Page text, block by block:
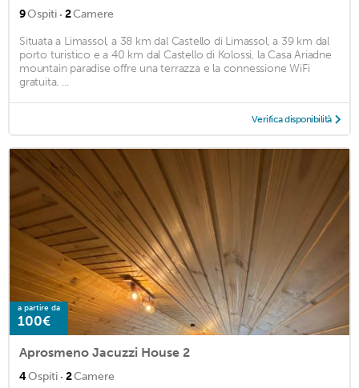
9Ospiti · 2Camere
Situata a Limassol, a 38 km dal Castello di Limassol, a 39 km dal
porto turistico e a 40 km dal Castello di Kolossi, la Casa Ariadne
mountain paradise offre una terrazza e la connessione WiFi
gratuita. ...
Verifica disponibilità
a partire da
100€
Aprosmeno Jacuzzi House 2
4Ospiti · 2Camere